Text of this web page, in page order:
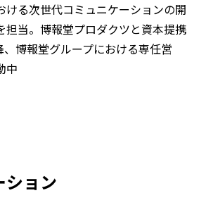
ける次世代コミュニケーションの開
担当。博報堂プロダクツと資本提携
博報堂グループにおける専任営
中
ション